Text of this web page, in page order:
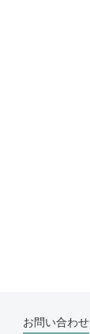
お問い合わせ